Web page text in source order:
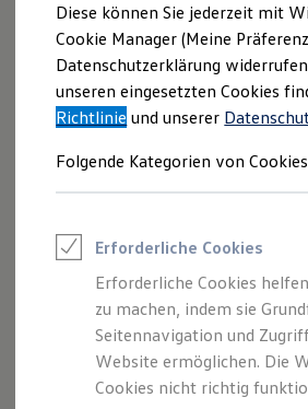
Kompaktwagen
Sportwagen
Schnell verfügbare Fahrzeuge
Angebote und Produkte
Aktuelle Angebote
E-Auto-Förderung
Volkswagen Marktplatz
Junge Gebrauchtwagen und
Saisonangebote
Leasing
Leasing-Angebote
Gebrauchtwagen
Junge
Elektroauto Leasing
Kleinwagen-Leasing
Leasing ohne
Kompakt.
Diese können Sie jederzeit mit
Cookie Manager (Meine
Datenschutzerklärung
unseren eingesetzten Cookies
Richtlinie und unserer
Folgende Kategorien von
Erforderliche Cookies
Erforderliche Cookies
zu machen, indem sie
Seitennavigation und
Website ermöglichen. Die
Cookies nicht richtig